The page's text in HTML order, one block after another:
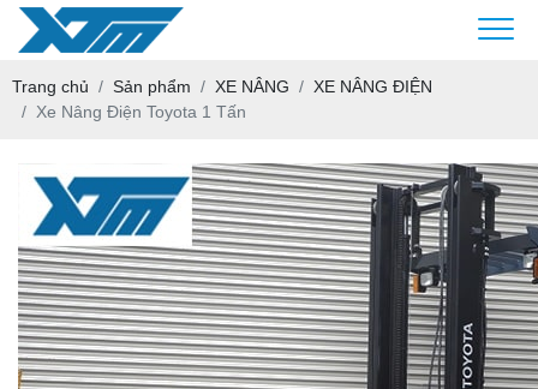
Trang chủ Sản phẩm XE NÂNG
XE NÂNG ĐIỆN
Xe Nâng Điện Toyota 1 Tấn